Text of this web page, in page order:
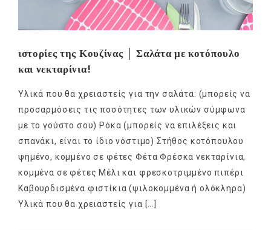
ιστορίες της Κουζίνας │ Σαλάτα με κοτόπουλο
και νεκταρίνια!
Υλικά που θα χρειαστείς για την σαλάτα: (μπορείς να
προσαρμόσεις τις ποσότητες των υλικών σύμφωνα
με το γούστο σου) Ρόκα (μπορείς να επιλέξεις και
σπανάκι, είναι το ίδιο νόστιμο) Στήθος κοτόπουλου
ψημένο, κομμένο σε φέτες Φέτα Φρέσκα νεκταρίνια,
κομμένα σε φέτες Μέλι και φρεσκοτριμμένο πιπέρι
Καβουρδισμένα φιστίκια (ψιλοκομμένα ή ολόκληρα)
Υλικά που θα χρειαστείς για […]